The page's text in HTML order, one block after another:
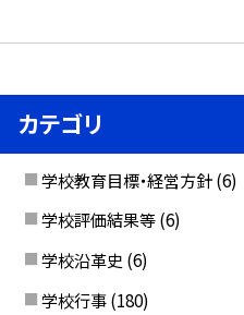
カテゴリ
学校教育目標・経営方針 (6)
学校評価結果等 (6)
学校沿革史 (6)
学校行事 (180)